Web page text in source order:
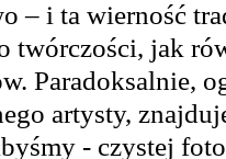
– i ta wierność
twórczości, jak
Paradoksalnie,
artysty,
- czystej